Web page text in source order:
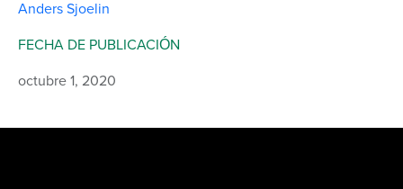
Anders Sjoelin
FECHA DE PUBLICACIÓN
octubre 1, 2020